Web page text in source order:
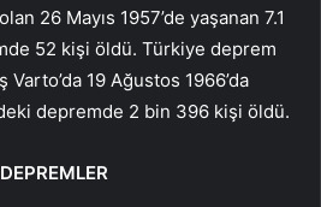
26 Mayıs 1957’de yaşanan 7.1
52 kişi öldü. Türkiye deprem
19 Ağustos 1966’da
depremde 2 bin 396 kişi öldü.